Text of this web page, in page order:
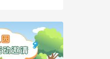
览